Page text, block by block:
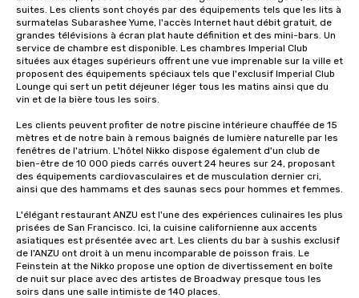
suites. Les clients sont choyés par des équipements tels que les lits à
surmatelas Subarashee Yume, l'accès Internet haut débit gratuit, de
grandes télévisions à écran plat haute définition et des mini-bars. Un
service de chambre est disponible. Les chambres Imperial Club
situées aux étages supérieurs offrent une vue imprenable sur la ville et
proposent des équipements spéciaux tels que l'exclusif Imperial Club
Lounge qui sert un petit déjeuner léger tous les matins ainsi que du
vin et de la bière tous les soirs.
Les clients peuvent profiter de notre piscine intérieure chauffée de 15
mètres et de notre bain à remous baignés de lumière naturelle par les
fenêtres de l'atrium. L'hôtel Nikko dispose également d'un club de
bien-être de 10 000 pieds carrés ouvert 24 heures sur 24, proposant
des équipements cardiovasculaires et de musculation dernier cri,
ainsi que des hammams et des saunas secs pour hommes et femmes.
L'élégant restaurant ANZU est l'une des expériences culinaires les plus
prisées de San Francisco. Ici, la cuisine californienne aux accents
asiatiques est présentée avec art. Les clients du bar à sushis exclusif
de l'ANZU ont droit à un menu incomparable de poisson frais. Le
Feinstein at the Nikko propose une option de divertissement en boîte
de nuit sur place avec des artistes de Broadway presque tous les
soirs dans une salle intimiste de 140 places.